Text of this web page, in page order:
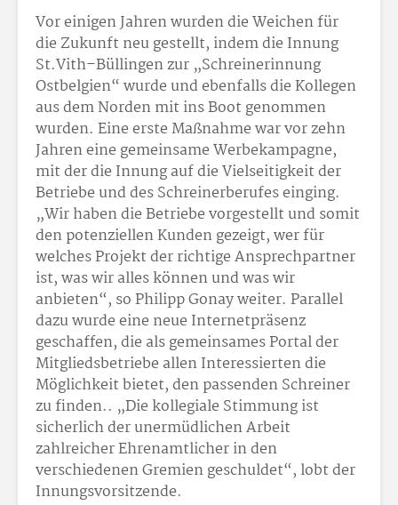
Vor einigen Jahren wurden die Weichen für
die Zukunft neu gestellt, indem die Innung
St.Vith–Büllingen zur „Schreinerinnung
Ostbelgien“ wurde und ebenfalls die Kollegen
aus dem Norden mit ins Boot genommen
wurden. Eine erste Maßnahme war vor zehn
Jahren eine gemeinsame Werbekampagne,
mit der die Innung auf die Vielseitigkeit der
Betriebe und des Schreinerberufes einging.
„Wir haben die Betriebe vorgestellt und somit
den potenziellen Kunden gezeigt, wer für
welches Projekt der richtige Ansprechpartner
ist, was wir alles können und was wir
anbieten“, so Philipp Gonay weiter. Parallel
dazu wurde eine neue Internetpräsenz
geschaffen, die als gemeinsames Portal der
Mitgliedsbetriebe allen Interessierten die
Möglichkeit bietet, den passenden Schreiner
zu finden.. „Die kollegiale Stimmung ist
sicherlich der unermüdlichen Arbeit
zahlreicher Ehrenamtlicher in den
verschiedenen Gremien geschuldet“, lobt der
Innungsvorsitzende.